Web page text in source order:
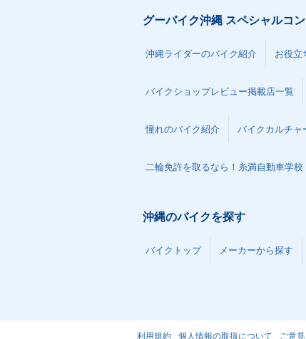
グーバイク沖縄 スペシャルコ
沖縄ライダーのバイク紹介 お役立
バイクショップレビュー掲載店一覧
憧れのバイク紹介 バイクカルチャ
二輪免許を取るなら！糸満自動車学校
沖縄のバイクを探す
バイクトップ メーカーから探す
利用規約 個人情報の取扱について ご意